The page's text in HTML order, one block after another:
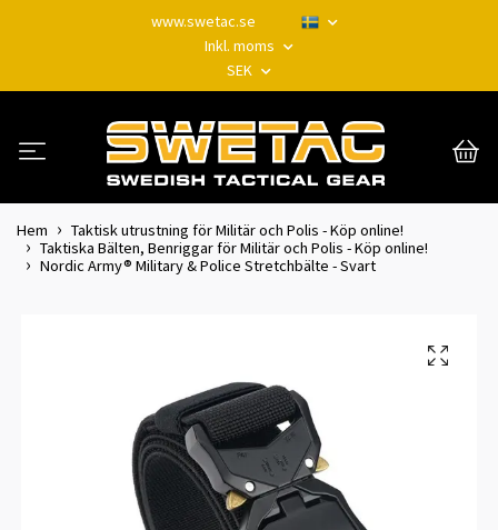
www.swetac.se
Inkl. moms
SEK
Hem
Taktisk utrustning för Militär och Polis - Köp online!
Taktiska Bälten, Benriggar för Militär och Polis - Köp online!
Nordic Army® Military & Police Stretchbälte - Svart